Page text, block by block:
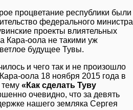
процветание республики были
федерального министра
проекты влиятельных
Кара-оола не такими уж
будущее Тувы.
и чего так и не произошло
оола 18 ноября 2015 года в
«Как сделать Туву
очевидно, что за девять
нашего земляка Сергея